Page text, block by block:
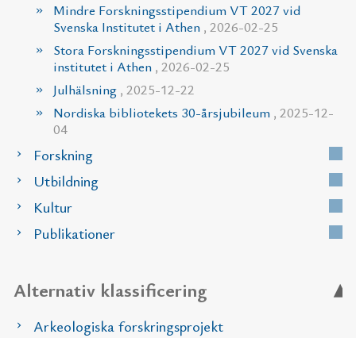
Mindre Forskningsstipendium VT 2027 vid
Svenska Institutet i Athen , 2026-02-25
Stora Forskningsstipendium VT 2027 vid Svenska
institutet i Athen , 2026-02-25
Julhälsning , 2025-12-22
Nordiska bibliotekets 30-årsjubileum , 2025-12-
04
Forskning
Utbildning
Kultur
Publikationer
Alternativ klassificering
Arkeologiska forskringsprojekt